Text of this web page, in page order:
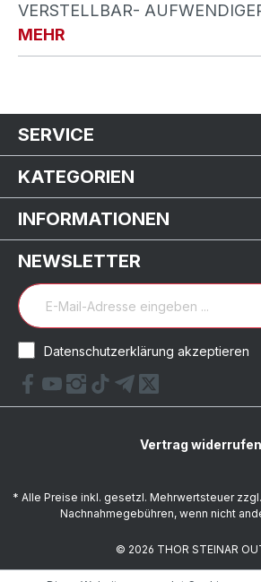
STELLBAR-
MEHR
SERVICE
KATEGORIEN
INFORMATIONEN
NEWSLETTER
Datenschutzerklärung akzeptieren
Vertrag widerrufen
* Alle Preise inkl. gesetzl. Mehrwertsteuer zzgl.
Nachnahmegebühren, wenn nicht
© 2026 THOR STEINAR